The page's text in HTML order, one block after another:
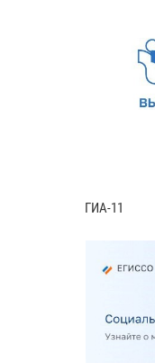
ГИА-11